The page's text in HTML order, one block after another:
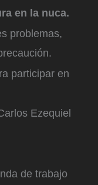
en la nuca.
problemas,
participar en
Ezequiel
de trabajo